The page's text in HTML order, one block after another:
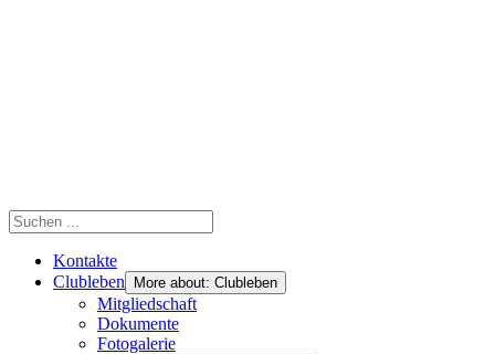
Kontakte
Clubleben
More about: Clubleben
Mitgliedschaft
Dokumente
Fotogalerie